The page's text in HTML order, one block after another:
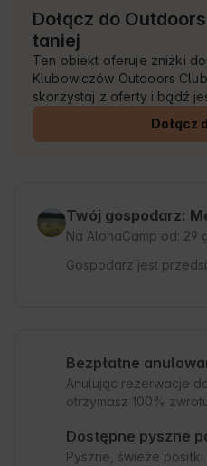
Dołącz do
taniej
Ten obiekt oferuje zniżki
Klubowiczów Outdoors
skorzystaj z oferty i bądź
Dołącz
Twój gospodarz:
Na AlohaCamp od: 29
Gospodarz jest
Bezpłatne
Anulując rezerwacje
otrzymasz 100%
Dostępne pyszne
Pyszne, świeże